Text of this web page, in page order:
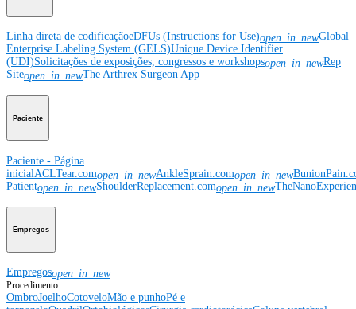
Linha direta de codificaçãoeDFUs (Instructions for Use)open_in_newGlobal
Enterprise Labeling System (GELS)Unique Device Identifier
(UDI)Solicitações de exposições, congressos e workshopsopen_in_newRep
Siteopen_in_newThe Arthrex Surgeon App
Paciente
Paciente - Página
inicial ACLTear.comopen_in_newAnkleSprain.comopen_in_new
Patientopen_in_newShoulderReplacement.comopen_in_new
Empregos
Empregosopen_in_new
Procedimento
OmbroJoelhoCotoveloMão e punhoPé e